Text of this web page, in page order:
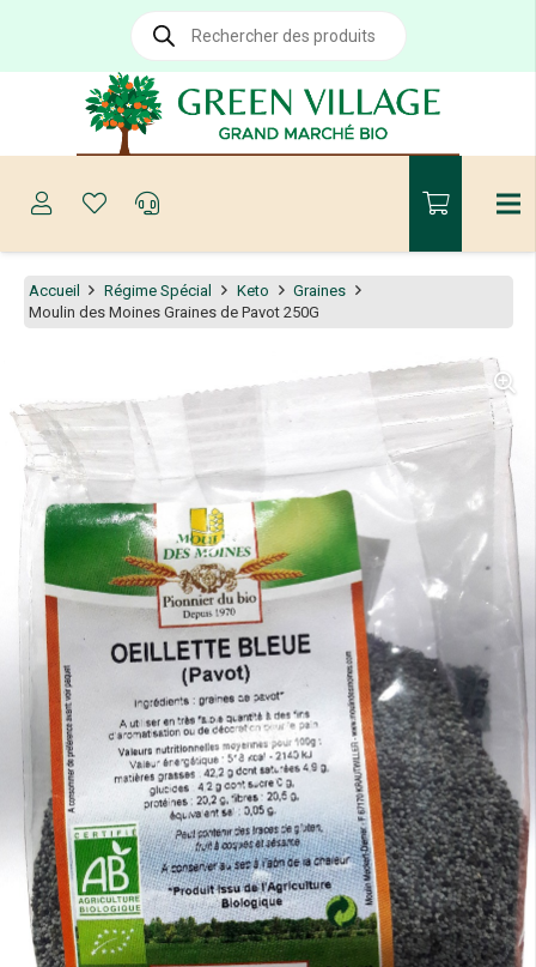
Recherche
produits
Accueil Régime Spécial Keto
Graines
Moulin des Moines Graines de Pavot 250G